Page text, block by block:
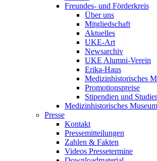
Freundes- und Förderkreis
Über uns
Mitgliedschaft
Aktuelles
UKE-Art
Newsarchiv
UKE Alumni-Verein
Erika-Haus
Medizinhistorisches
Promotionspreise
Stipendien und
Medizinhistorisches Museum
Presse
Kontakt
Pressemitteilungen
Zahlen & Fakten
Videos Pressetermine